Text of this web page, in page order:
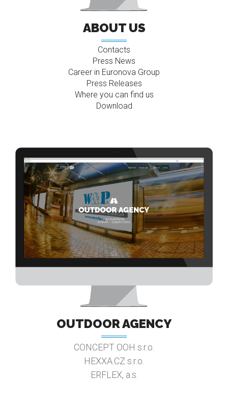
ABOUT US
Contacts
Press News
Career in Euronova Group
Press Releases
Where you can find us
Download
OUTDOOR AGENCY
CONCEPT OOH s.r.o.
HEXXA.CZ s.r.o.
ERFLEX, a.s.